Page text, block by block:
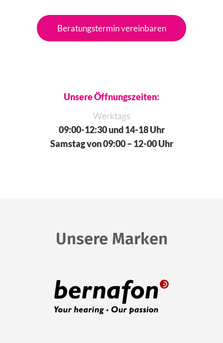
Beratungstermin vereinbaren
Unsere Öffnungszeiten:
Werktags
09:00-12:30 und 14-18 Uhr
Samstag von 09:00 – 12-00 Uhr
Unsere Marken